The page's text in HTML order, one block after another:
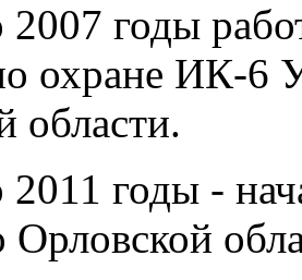
годы
охране ИК-
области.
2011 годы -
Орловской